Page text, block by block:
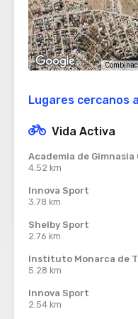
Lugares cercanos
Vida Activa
Academia de Gimnasia
4.52 km
Innova Sport
3.78 km
Shelby Sport
2.76 km
Instituto Monarca de
5.28 km
Innova Sport
2.54 km